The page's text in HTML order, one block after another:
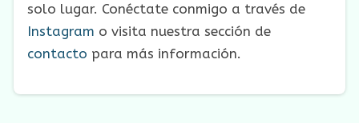
solo lugar. Conéctate conmigo a través de
Instagram o visita nuestra sección de
contacto para más información.